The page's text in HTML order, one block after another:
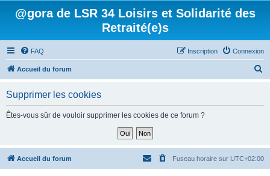
@gora de LSR 34 Loisirs et Solidarité des
Retraité(e)s
FAQ Connexion
Inscription
Accueil du forum
h
Supprimer les cookies
Êtes-vous sûr de vouloir supprimer les cookies de ce forum ?
Accueil du forum Fuseau horaire sur UTC+02:00